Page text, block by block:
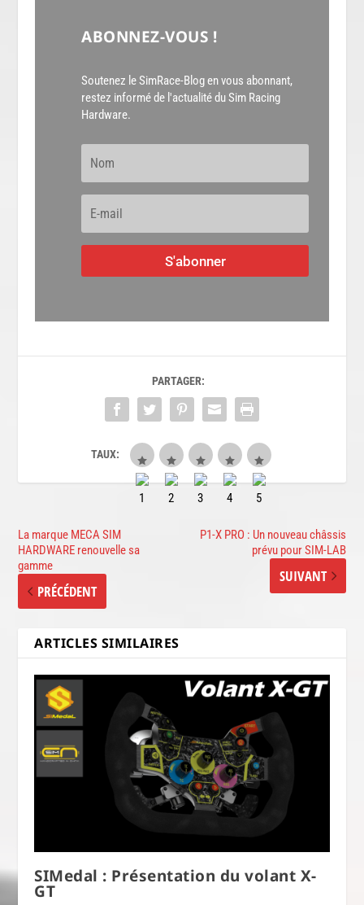
ABONNEZ-VOUS !
Soutenez le SimRace-Blog en vous abonnant,
restez informé de l'actualité du Sim Racing
Hardware.
S'abonner
PARTAGER:
TAUX:
La marque MECA SIM
HARDWARE renouvelle sa
gamme
PRÉCÉDENT
P1-X PRO : Un nouveau châssis
prévu pour SIM-LAB
SUIVANT
ARTICLES SIMILAIRES
SIMedal : Présentation du volant X-
GT